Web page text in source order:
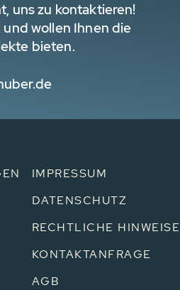
uns zu kontaktieren!
wollen Ihnen die
bieten.
IMPRESSUM
DATENSCHUTZ
RECHTLICHE HINWEISE
KONTAKTANFRAGE
AGB